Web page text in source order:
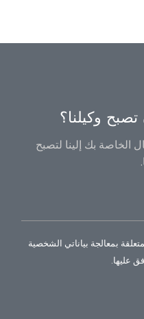
وكيلنا؟
الخاصة بك إلينا لتصبح
بمعالجة بياناتي الشخصية
عليها.